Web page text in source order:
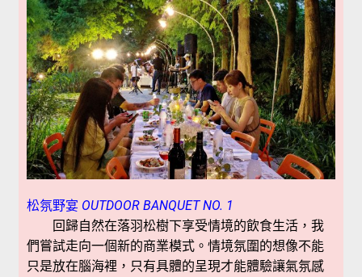
松氛野宴 OUTDOORBANQUET NO. 1
回歸自然在落羽松樹下享受情境的飲食生活，我
們嘗試走向一個新的商業模式。情境氛圍的想像不能
只是放在腦海裡，只有具體的呈現才能體驗讓氣氛感